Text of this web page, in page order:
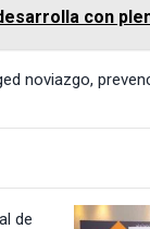
con
noviazgo,